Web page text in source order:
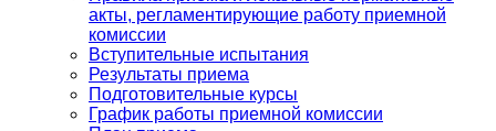
акты, регламентирующие работу приемной
комиссии
Вступительные испытания
Результаты приема
Подготовительные курсы
График работы приемной комиссии